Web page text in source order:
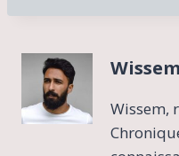
Wissem
Wissem,